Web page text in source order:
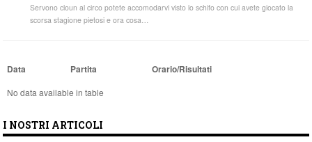
Servono cloun al circo potete accomodarvi visto lo schifo con cui avete giocato la
scorsa stagione pietosi e ora cosa…
Data Partita Orario/Risultati
No data available in table
I NOSTRI ARTICOLI